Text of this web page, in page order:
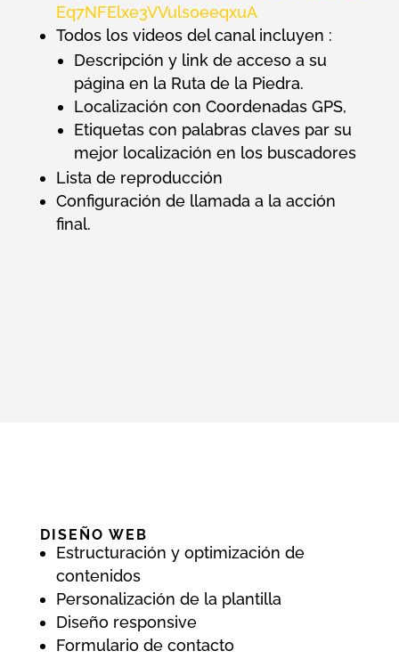
Eq7NFElxe3VVuls0eeqxuA
Todos los videos del canal incluyen :
Descripción y link de acceso a su
página en la Ruta de la Piedra.
Localización con Coordenadas GPS,
Etiquetas con palabras claves par su
mejor localización en los buscadores
Lista de reproducción
Configuración de llamada a la acción
final.
DISEÑO WEB
Estructuración y optimización de
contenidos
Personalización de la plantilla
Diseño responsive
Formulario de contacto